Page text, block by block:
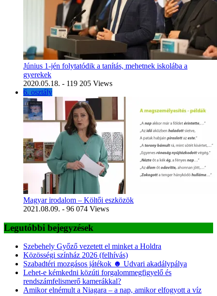
Június 1-jén folytatódik a tanítás, mehetnek iskolába a
gyerekek
2020.05.18. - 119 205 Views
6. osztály
Magyar irodalom – Költői eszközök
2021.08.09. - 96 074 Views
Legutóbbi bejegyzések
Szebehely Győző vezetett el minket a Holdra
Közösségi színház 2026 (felhívás)
Szabadtéri mozgásos játékok ☻ Udvari akadálypálya
Lehet-e kémkedni közúti forgalommegfigyelő és
rendszámfelismerő kamerákkal?
Amikor elnémult a Niagara – a nap, amikor elfogyott a víz